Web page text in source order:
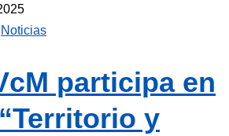
Noticias
participa en
y